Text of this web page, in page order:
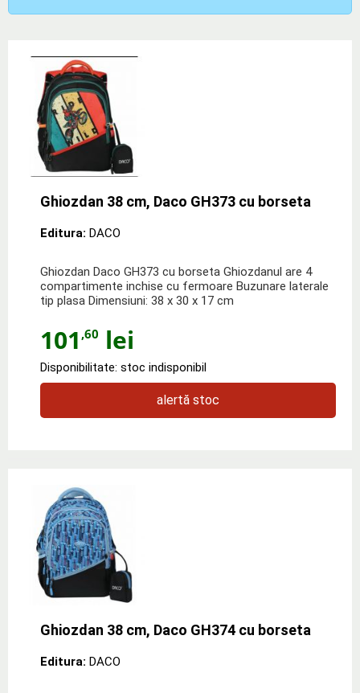
Ghiozdan 38 cm, Daco GH373 cu borseta
Editura: DACO
Ghiozdan Daco GH373 cu borseta Ghiozdanul are 4
compartimente inchise cu fermoare Buzunare laterale
tip plasa Dimensiuni: 38 x 30 x 17 cm
101 ,60 lei
Disponibilitate: stoc indisponibil
alertă stoc
Ghiozdan 38 cm, Daco GH374 cu borseta
Editura: DACO